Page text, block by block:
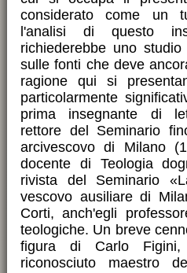
considerato come un
l'analisi di questo
richiederebbe uno
sulle fonti che deve
ragione qui si
particolarmente
prima insegnante di
rettore del Seminario
arcivescovo di Milano
docente di Teologia
rivista del Seminario
vescovo ausiliare di
Corti, anch'egli
teologiche. Un breve
figura di Carlo
riconosciuto maestro